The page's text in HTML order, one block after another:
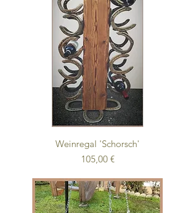
Weinregal 'Schorsch'
Preis
105,00 €